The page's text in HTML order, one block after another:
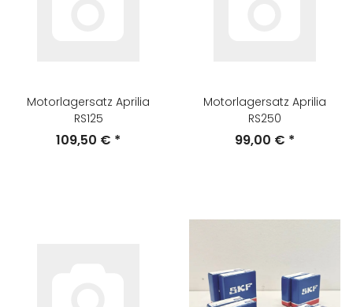
Motorlagersatz Aprilia
RS125
109,50 € *
Motorlagersatz Aprilia
RS250
99,00 € *